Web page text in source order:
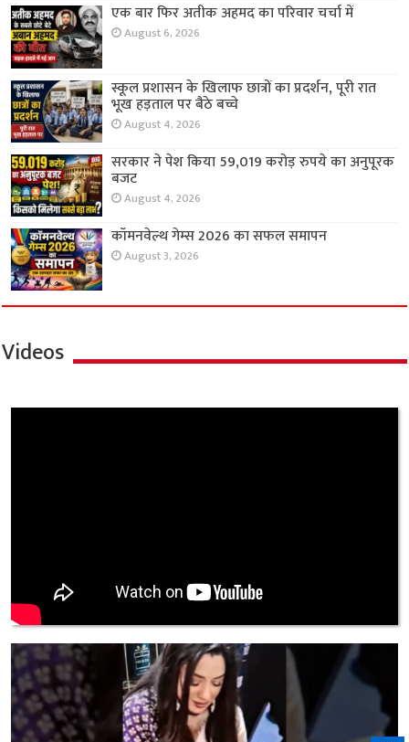
एक बार फिर अतीक अहमद का परिवार चर्चा में
August 6, 2026
स्कूल प्रशासन के खिलाफ छात्रों का प्रदर्शन, पूरी रात
भूख हड़ताल पर बैठे बच्चे
August 4, 2026
सरकार ने पेश किया 59,019 करोड़ रुपये का अनुपूरक
बजट
August 4, 2026
कॉमनवेल्थ गेम्स 2026 का सफल समापन
August 3, 2026
Videos